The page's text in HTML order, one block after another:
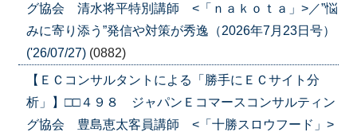
グ協会 清水将平特別講師 <「ｎａｋｏｔａ」>／”悩
みに寄り添う”発信や対策が秀逸（2026年7月23日号）
('26/07/27) (0882)
【ＥＣコンサルタントによる「勝手にＥＣサイト分
析」】□□４９８ ジャパンＥコマースコンサルティン
グ協会 豊島恵太客員講師 <「十勝スロウフード」>